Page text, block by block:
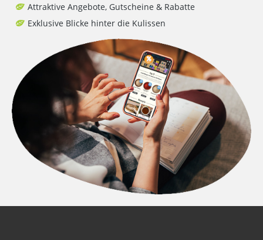
Attraktive Angebote, Gutscheine & Rabatte
Exklusive Blicke hinter die Kulissen